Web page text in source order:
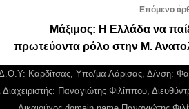
Επόμενο
Μάξιμος: Η Ελλάδα να
πρωτεύοντα ρόλο στην Μ.
Καρδίτσας, Υπο/μα Λάρισας, Δ/νση:
Παναγιώτης Φιλίππου,